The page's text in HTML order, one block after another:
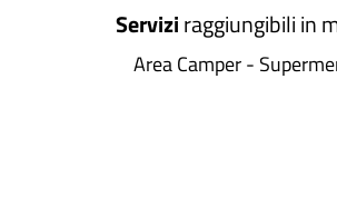
Serviziraggiungibili in
Area Camper -